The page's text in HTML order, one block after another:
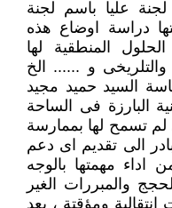
عليا باسم لجنة
دراسة اوضاع هذه
المنطقية لها
والتلريخى و ...... الخ
السيد حميد مجيد
البارزة فى الساحة
لم تسمح لها بممارسة
الى تقديم اى دعم
مهمتها بالوجه
والمبررات الغير
ومؤقتة ، بعد